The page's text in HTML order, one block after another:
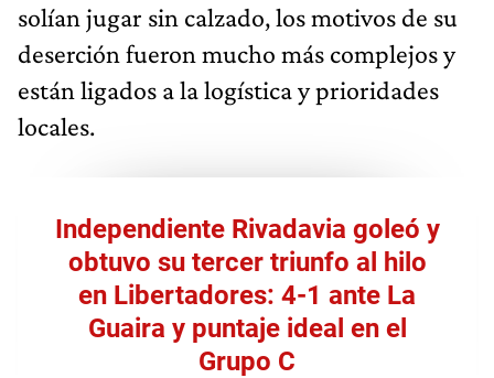
solían jugar sin calzado, los motivos de su
deserción fueron mucho más complejos y
están ligados a la logística y prioridades
locales.
Independiente Rivadavia goleó y
obtuvo su tercer triunfo al hilo
en Libertadores: 4-1 ante La
Guaira y puntaje ideal en el
Grupo C